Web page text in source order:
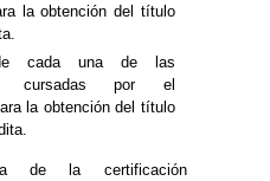
la obtención del título
cada una de las
cursadas por el
la obtención del título
de la certificación